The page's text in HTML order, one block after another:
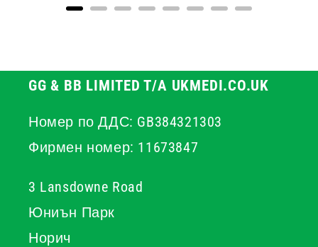
GG & BB LIMITED T/A UKMEDI.CO.UK
Номер по ДДС: GB384321303
Фирмен номер: 11673847
3 Lansdowne Road
Юниън Парк
Норич